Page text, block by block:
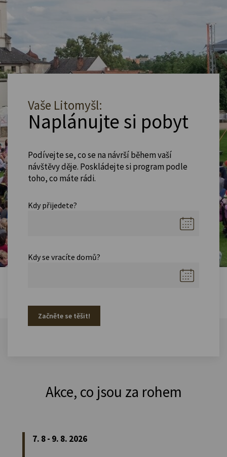
Vaše Litomyšl:
Naplánujte si pobyt
Podívejte se, co se na návrší během vaší
návštěvy děje. Poskládejte si program podle
toho, co máte rádi.
Kdy přijedete?
Kdy se vracíte domů?
Začněte se těšit!
Akce, co jsou za rohem
7. 8 - 9. 8. 2026